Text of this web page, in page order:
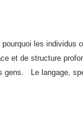
les individus
et de structure
gens. Le langage,